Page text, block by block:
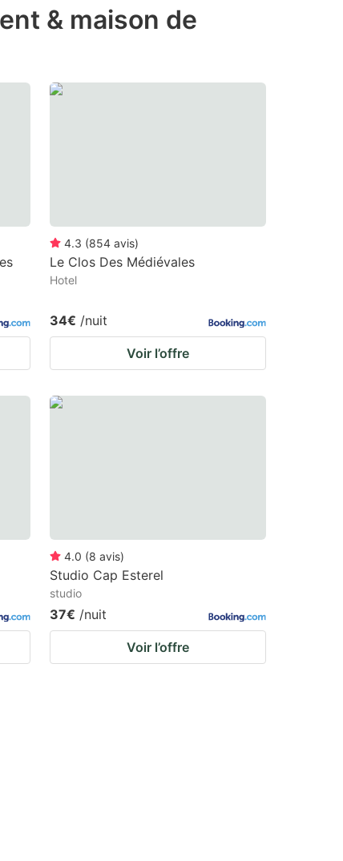
& maison de
4.3 (854 avis)
Le Clos Des Médiévales
Hotel
34€ /nuit
Voir l’offre
4.0 (8 avis)
Studio Cap Esterel
studio
37€ /nuit
Voir l’offre